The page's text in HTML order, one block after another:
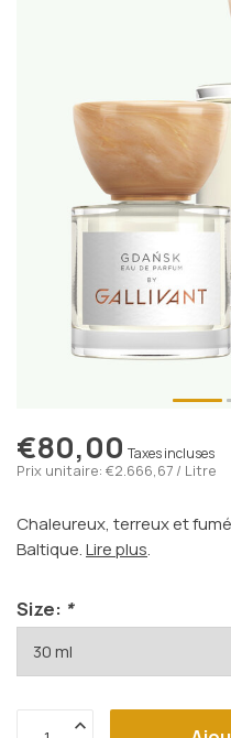
€80,00 Taxes incluses
Prix unitaire: €2.666,67 / Litre
Chaleureux, terreux et
Baltique.Lire plus.
Size: *